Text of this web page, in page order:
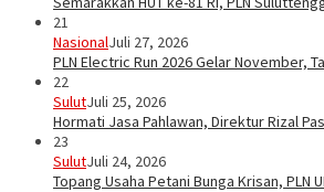
21
NasionalJuli 27, 2026
PLN Electric Run 2026 Gelar November,
22
SulutJuli 25, 2026
Hormati Jasa Pahlawan, Direktur Rizal
23
SulutJuli 24, 2026
Topang Usaha Petani Bunga Krisan,